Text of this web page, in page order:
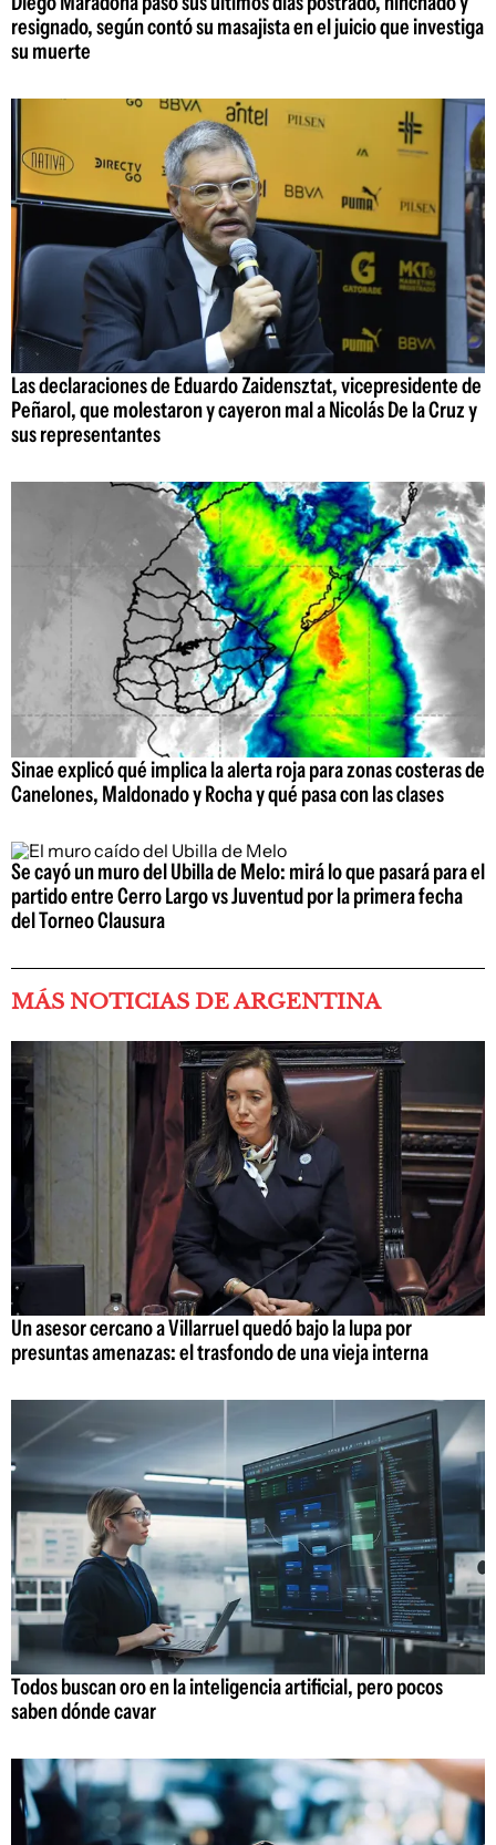
resignado, según contó su masajista en el juicio que investiga
su muerte
Las declaraciones de Eduardo Zaidensztat, vicepresidente de
Peñarol, que molestaron y cayeron mal a Nicolás De la Cruz y
sus representantes
Sinae explicó qué implica la alerta roja para zonas costeras de
Canelones, Maldonado y Rocha y qué pasa con las clases
Se cayó un muro del Ubilla de Melo: mirá lo que pasará para el
partido entre Cerro Largo vs Juventud por la primera fecha
del Torneo Clausura
MÁS NOTICIAS DE ARGENTINA
Un asesor cercano a Villarruel quedó bajo la lupa por
presuntas amenazas: el trasfondo de una vieja interna
Todos buscan oro en la inteligencia artificial, pero pocos
saben dónde cavar